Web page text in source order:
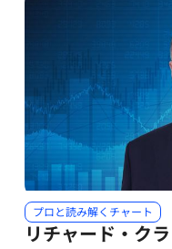
プロと読み解くチャート
リチャード・ク